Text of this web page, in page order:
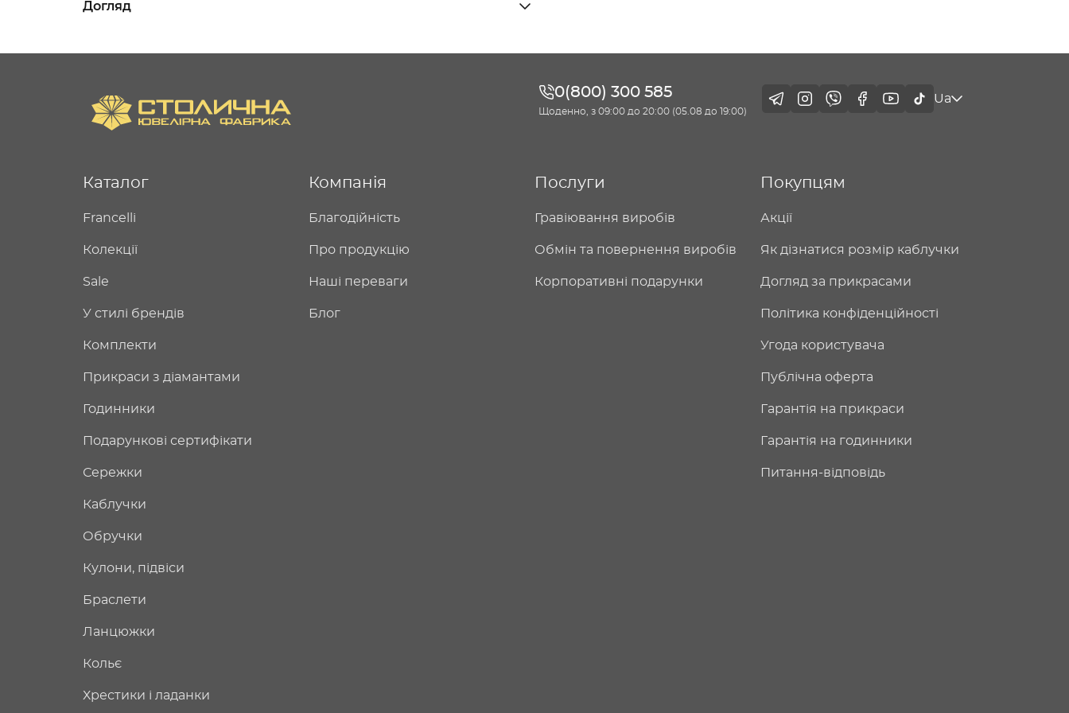
Догляд
0(800) 300 585
Щоденно, з 09:00 до 20:00 (05.08 до 19:00)
Ua
Каталог
Francelli
Колекції
Sale
У стилі брендів
Комплекти
Прикраси з діамантами
Годинники
Подарункові сертифікати
Сережки
Каблучки
Обручки
Кулони, підвіси
Браслети
Ланцюжки
Кольє
Хрестики і ладанки
Компанія
Благодійність
Про продукцію
Наші переваги
Блог
Послуги
Гравіювання виробів
Обмін та повернення виробів
Корпоративні подарунки
Покупцям
Акції
Як дізнатися розмір каблучки
Догляд за прикрасами
Політика конфіденційності
Угода користувача
Публічна оферта
Гарантія на прикраси
Гарантія на годинники
Питання-відповідь